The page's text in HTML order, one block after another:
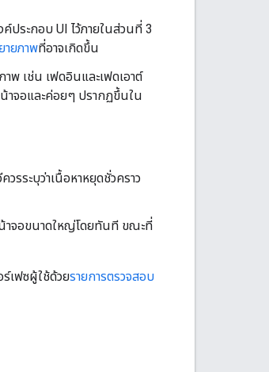
ประกอบ UI ไว้ภายในส่วนที่ 3
ายภาพที่อาจเกิดขึ้น
พ เช่น เฟดอินและเฟดเอาต์
น้าจอและค่อยๆ ปรากฏขึ้นใน
รระบุว่าเนื้อหาหยุดชั่วคราว
น้าจอขนาดใหญ่โดยทันที ขณะที่
เฟซผู้ใช้ด้วยรายการตรวจสอบ